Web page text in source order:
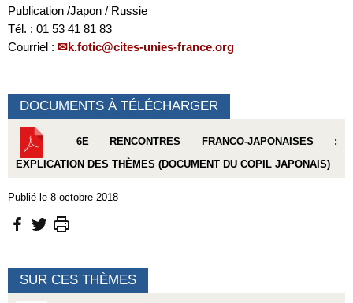
Publication /Japon / Russie
Tél. : 01 53 41 81 83
Courriel :
k.fotic@cites-unies-france.org
DOCUMENTS À TÉLÉCHARGER
6E RENCONTRES FRANCO-JAPONAISES :
EXPLICATION DES THÈMES (DOCUMENT DU COPIL JAPONAIS)
Publié le 8 octobre 2018
SUR CES THÈMES